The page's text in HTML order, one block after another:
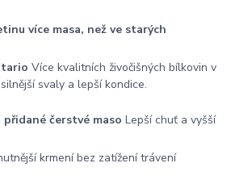
více masa, než ve starých
Více kvalitních živočišných bílkovin v
svaly a lepší kondice.
přidané čerstvé maso Lepší chuť a vyšší
krmení bez zatížení trávení